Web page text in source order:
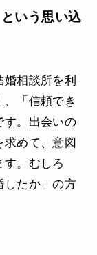
いう思い込
相談所を利
「信頼でき
す。出会いの
めて、意図
。むしろ
したか」の方